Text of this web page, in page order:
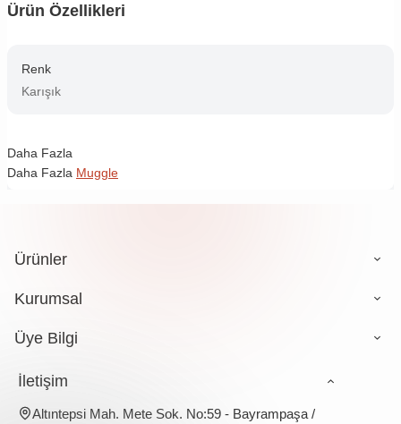
Ürün Özellikleri
Renk
Karışık
Daha Fazla
Daha Fazla Muggle
Ürünler
Kurumsal
Üye Bilgi
İletişim
Altıntepsi Mah. Mete Sok. No:59 - Bayrampaşa /